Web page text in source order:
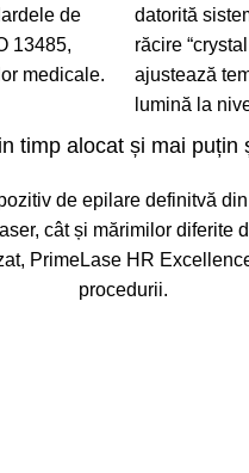
de
13485,
medicale.
datorită
răcire
ajustează
lumină la
timp alocat și mai puțin
de epilare definitvă
cât și mărimilor diferite
PrimeLase HR
procedurii.